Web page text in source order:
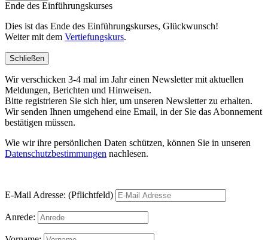
Ende des Einführungskurses
Dies ist das Ende des Einführungskurses, Glückwunsch!
Weiter mit dem Vertiefungskurs.
Schließen
Wir verschicken 3-4 mal im Jahr einen Newsletter mit aktuellen
Meldungen, Berichten und Hinweisen.
Bitte registrieren Sie sich hier, um unseren Newsletter zu erhalten.
Wir senden Ihnen umgehend eine Email, in der Sie das Abonnement
bestätigen müssen.
Wie wir ihre persönlichen Daten schützen, können Sie in unseren
Datenschutzbestimmungen nachlesen.
E-Mail Adresse: (Pflichtfeld)
Anrede: